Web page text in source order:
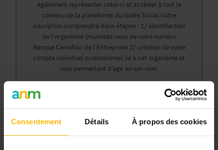
Consentement Détails À propos des cookies
également représenter celui-ci et accéder à tout le
contenu de la plateforme du Guide Social.Votre
inscription comprendra deux étapes : 1/ identifiaction
de l'organisme (munissez-vous de votre numéro
Banque Carrefour de l'Entreprise) 2/ création de votre
compte individuel professionnel lié à cet organisme et
vous permettant d'agir en son nom.